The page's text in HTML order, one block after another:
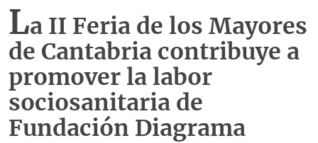
La II Feria de los Mayores
de Cantabria contribuye a
promover la labor
sociosanitaria de
Fundación Diagrama